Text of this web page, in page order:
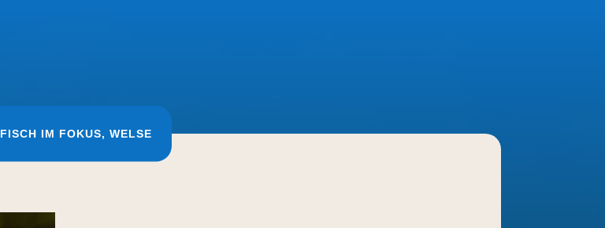
FISCH IM FOKUS WELSE